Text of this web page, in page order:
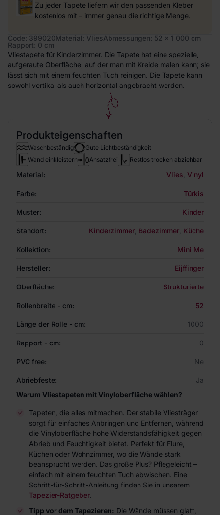
Zu jeder Tapete liefern wir den passenden Kleber
kostenlos mit – immer genau die richtige Menge.
Code: 399020Material: VliesAbmessungen: 52 x 1 000 cm
Rapport: 0 cm
Vliestapete für Kinderzimmer. Die Tapete hat eine spezielle,
aufgeraute Oberfläche, auf der man mit Kreide malen kann; sie
lässt sich mit einem feuchten Tuch reinigen. Die Tapete kann
sowohl vertikal als auch horizontal angebracht werden.
Produkteigenschaften
Waschbeständig
Gute Lichtbeständigkeit
Wand einkleistern
Ansatzfrei Restlos trocken abziehbar
Material: Vlies Vinyl
Farbe: Türkis
Muster: Kinder
Standort: Kinderzimmer Badezimmer Küche
Kollektion: Mini Me
Hersteller: Eijffinger
Oberfläche: Strukturierte
Rollenbreite - cm: 52
Länge der Rolle - cm: 1000
Rapport - cm: 0
PVC free: Ne
Abriebfeste:
Ja
Warum Vliestapeten mit Vinyloberfläche wählen?
Tapeten, die alles mitmachen. Der stabile Vliesträger
sorgt für einfaches Anbringen und Entfernen, während
die Vinyloberfläche hohe Widerstandsfähigkeit gegen
Abrieb und Feuchtigkeit bietet. Perfekt für Flure,
Küchen oder Wohnzimmer, wo die Wände stark
beansprucht werden. Das große Plus? Pflegeleicht –
einfach mit einem feuchten Tuch abwischen. Eine
Schritt-für-Schritt-Anleitung finden Sie in unserem
Tapezier-Ratgeber.
Tipp vor dem Tapezieren: Die Wände müssen glatt,